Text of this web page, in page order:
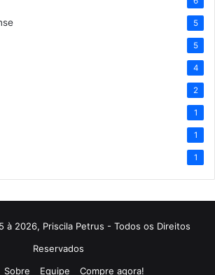
5
5
4
2
1
1
1
à 2026, Priscila Petrus - Todos os Direitos
Reservados
Sobre Equipe Compre agora!